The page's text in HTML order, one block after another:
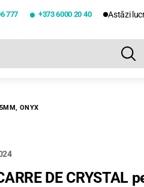
777 +373 6000 20 40 Astăzi
ONYX
DE CRYSTAL